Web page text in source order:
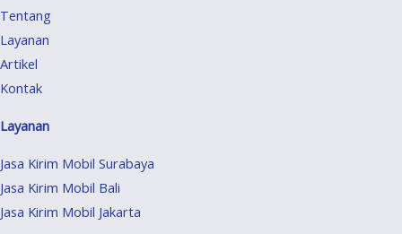
Tentang
Layanan
Artikel
Kontak
Layanan
Jasa Kirim Mobil Surabaya
Jasa Kirim Mobil Bali
Jasa Kirim Mobil Jakarta